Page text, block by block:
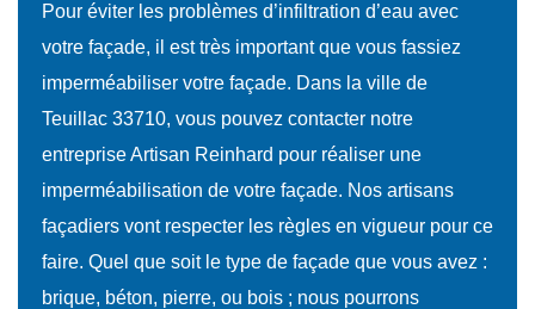
Pour éviter les problèmes d’infiltration d’eau avec
votre façade, il est très important que vous fassiez
imperméabiliser votre façade. Dans la ville de
Teuillac 33710, vous pouvez contacter notre
entreprise Artisan Reinhard pour réaliser une
imperméabilisation de votre façade. Nos artisans
façadiers vont respecter les règles en vigueur pour ce
faire. Quel que soit le type de façade que vous avez :
brique, béton, pierre, ou bois ; nous pourrons